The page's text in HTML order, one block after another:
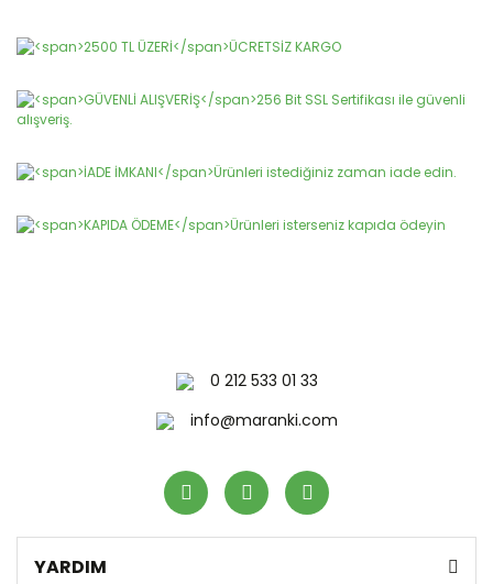
0 212 533 01 33
info@maranki.com
YARDIM